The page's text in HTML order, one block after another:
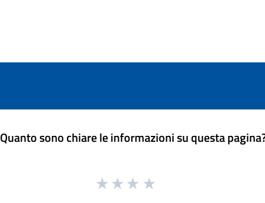
Quanto sono chiare le informazioni su questa